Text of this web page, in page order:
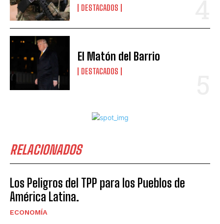
DESTACADOS
El Matón del Barrio
DESTACADOS
RELACIONADOS
Los Peligros del TPP para los Pueblos de
América Latina.
ECONOMÍA